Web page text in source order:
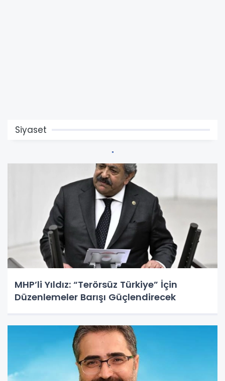
Siyaset
MHP’li Yıldız: “Terörsüz Türkiye” İçin
Düzenlemeler Barışı Güçlendirecek